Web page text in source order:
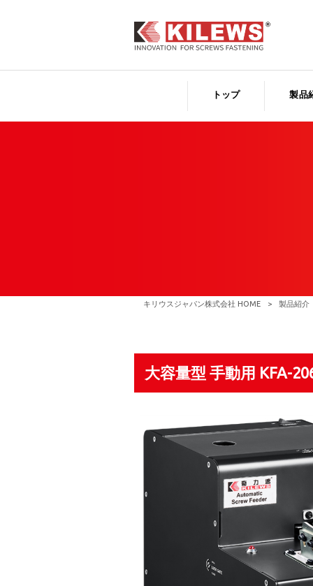
トップ 製品
キリウスジャパン株式会社 HOME > 製品紹介
大容量型 手動用 KFA-